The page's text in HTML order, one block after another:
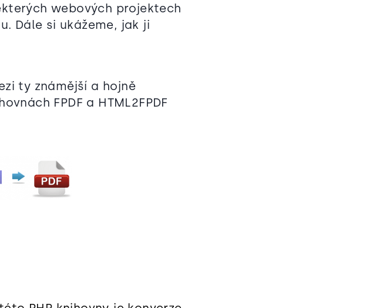
webových projektech
Dále si ukážeme, jak ji
ty známější a hojně
FPDF a HTML2FPDF